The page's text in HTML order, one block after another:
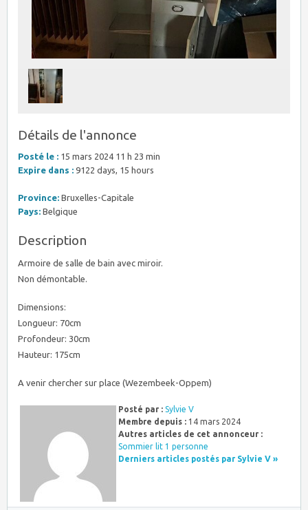
Détails de l'annonce
Posté le : 15 mars 2024 11 h 23 min
Expire dans : 9122 days, 15 hours
Province: Bruxelles-Capitale
Pays: Belgique
Description
Armoire de salle de bain avec miroir.
Non démontable.
Dimensions:
Longueur: 70cm
Profondeur: 30cm
Hauteur: 175cm
A venir chercher sur place (Wezembeek-Oppem)
Posté par : Sylvie V
Membre depuis : 14 mars 2024
Autres articles de cet annonceur :
Sommier lit 1 personne
Derniers articles postés par Sylvie V »